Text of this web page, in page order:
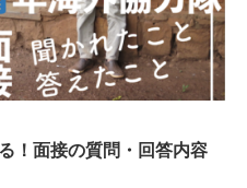
！面接の質問・回答内容